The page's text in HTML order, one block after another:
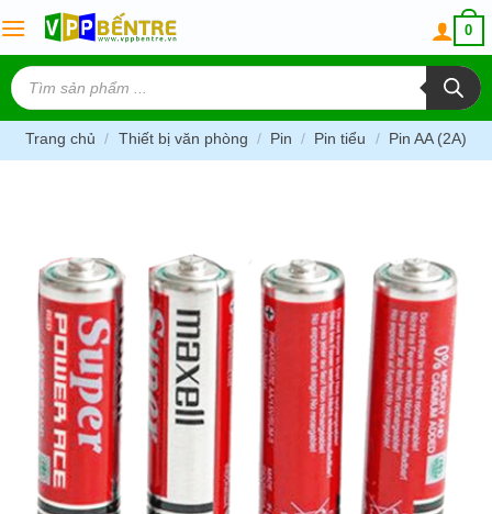
to
content
0
Tìm
kiếm
sản
phẩm
Trang chủ / Thiết bị văn phòng / Pin / Pin tiểu / Pin AA (2A)